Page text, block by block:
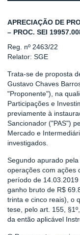
APRECIAÇÃO DE
– PROC. SEI
Reg. nº 2463/22
Relator: SGE
Trata-se de proposta
Gustavo Chaves
"Proponente"), na
Participações e
previamente à
Sancionador ("PAS")
Mercado e
investigados.
Segundo apurado
operações com ações
período de
ganho bruto de R$
trinta e cinco reais), o
tese, pelo art. 155,
da então aplicável